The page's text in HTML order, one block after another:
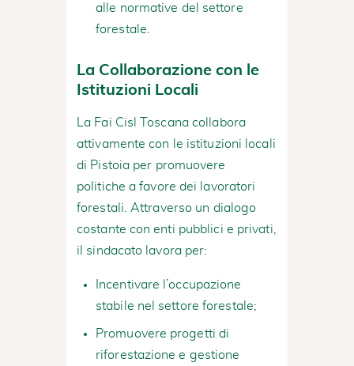
alle normative del settore
forestale.
La Collaborazione con le
Istituzioni Locali
La Fai Cisl Toscana collabora
attivamente con le istituzioni locali
di Pistoia per promuovere
politiche a favore dei lavoratori
forestali. Attraverso un dialogo
costante con enti pubblici e privati,
il sindacato lavora per:
Incentivare l’occupazione
stabile nel settore forestale;
Promuovere progetti di
riforestazione e gestione